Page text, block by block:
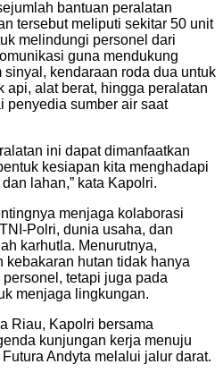
bantuan peralatan
tersebut meliputi sekitar 50 unit
melindungi personel dari
guna mendukung
kendaraan roda dua untuk
api, alat berat, hingga peralatan
penyedia sumber air saat
ini dapat dimanfaatkan
kesiapan kita menghadapi
lahan,” kata Kapolri.
menjaga kolaborasi
Polri, dunia usaha, dan
karhutla. Menurutnya,
hutan tidak hanya
tetapi juga pada
menjaga lingkungan.
Riau, Kapolri bersama
kunjungan kerja menuju
Andyta melalui jalur darat.